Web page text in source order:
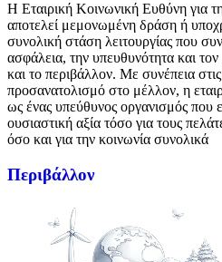
Η Εταιρική Κοινωνική Ευθύνη για
αποτελεί μεμονωμένη δράση ή
συνολική στάση λειτουργίας που
ασφάλεια, την υπευθυνότητα και
και το περιβάλλον. Με συνέπεια στις
προσανατολισμό στο μέλλον, η
ως ένας υπεύθυνος οργανισμός που
ουσιαστική αξία τόσο για τους
όσο και για την κοινωνία συνολικά
Περιβάλλον